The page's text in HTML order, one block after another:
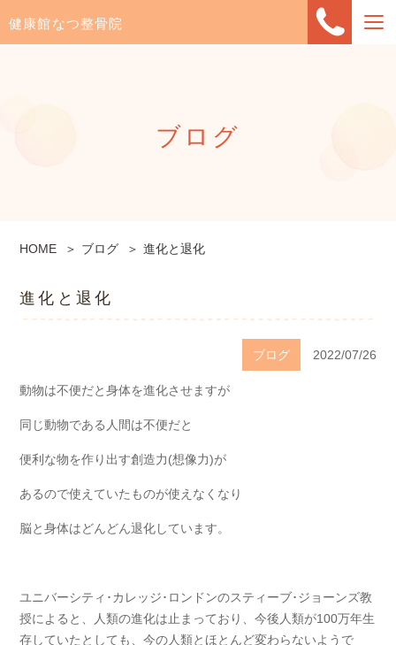
健康館なつ整骨院
ブログ
HOME ブログ 進化と退化
進化と退化
ブログ 2022/07/26
動物は不便だと身体を進化させますが
同じ動物である人間は不便だと
便利な物を作り出す創造力(想像力)が
あるので使えていたものが使えなくなり
脳と身体はどんどん退化しています。
ユニバーシティ･カレッジ･ロンドンのスティーブ･ジョーンズ教
授によると、人類の進化は止まっており、今後人類が100万年生
存していたとしても、今の人類とほとんど変わらないようで